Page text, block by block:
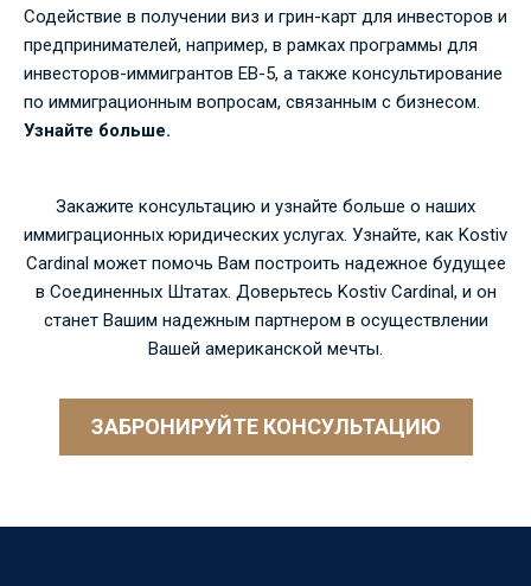
Содействие в получении виз и грин-карт для инвесторов и
предпринимателей, например, в рамках программы для
инвесторов-иммигрантов EB-5, а также консультирование
по иммиграционным вопросам, связанным с бизнесом.
Узнайте больше.
Закажите консультацию и узнайте больше о наших
иммиграционных юридических услугах. Узнайте, как Kostiv
Cardinal может помочь Вам построить надежное будущее
в Соединенных Штатах. Доверьтесь Kostiv Cardinal, и он
станет Вашим надежным партнером в осуществлении
Вашей американской мечты.
ЗАБРОНИРУЙТЕ КОНСУЛЬТАЦИЮ